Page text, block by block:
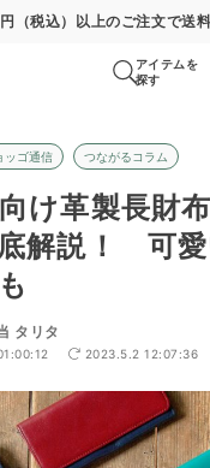
8/28 特急便 8/22 超特
アイテムを
探す
ッゴ通信 つながるコラム
け革製長財
解説！ 可愛
タリタ
2023.5.2 12:07:36